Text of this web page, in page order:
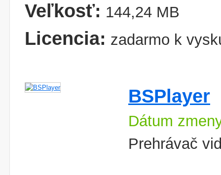
Veľkosť: 144,24 MB
Licencia: zadarmo k
BSPlayer
Dátum
Prehrávač